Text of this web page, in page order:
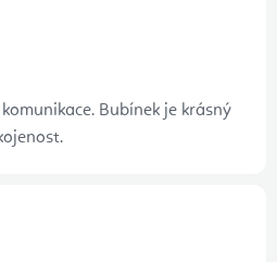
Bubínek je krásný